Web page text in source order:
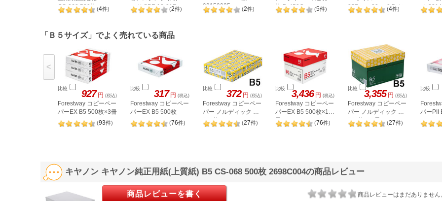
CS-068 500枚
2698C002
(4件)
ッド SPF-12-01R
(2件)
00150005
(2件)
枚 D-450C
(5件)
257mm×30m×0.5イン
チ
(4件)
ノ-
「Ｂ５サイズ」でよく売れている商品
比較 927 円 (税込)
Forestway コピーペー
パーEX B5 500枚×3冊
(93件)
比較 317 円 (税込)
Forestway コピーペー
パーEX B5 500枚
(76件)
比較 372 円 (税込)
Forestway コピーペー
パー ノルディック B5
500枚
(27件)
比較 3,436 円 (税込)
Forestway コピーペー
パーEX B5 500枚×10
冊
(76件)
比較 3,355 円 (税込)
Forestway コピーペー
パー ノルディック B5
500枚×10冊
(27件)
比較
パーPII
<
キヤノン キヤノン純正用紙(上質紙) B5 CS-068 500枚 2698C004の商品レビュー
商品レビューはまだありません
商品レビューを書く